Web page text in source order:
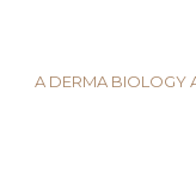
A DERMA BIOLOGY